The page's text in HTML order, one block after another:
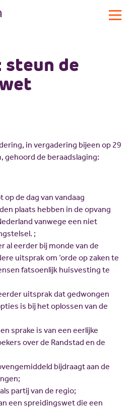
de
in vergadering bijeen op 29
gehoord de beraadslaging:
op de dag van vandaag
plaats hebben in de opvang
vanwege een niet
;
al eerder bij monde van de
uitsprak om ‘orde op zaken te
fatsoenlijk huisvesting te
uitsprak dat gedwongen
is bij het oplossen van de
sprake is van een eerlijke
over de Randstad en de
bijdraagt aan de
partij van de regio;
een spreidingswet die een